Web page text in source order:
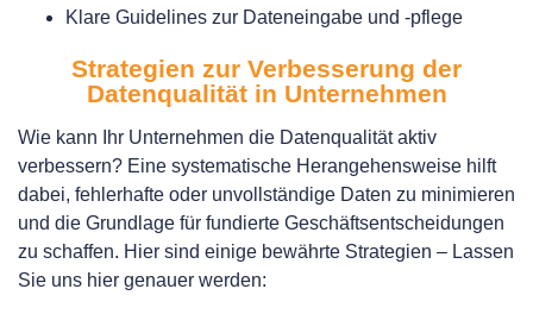
Klare Guidelines zur Dateneingabe und -pflege
Strategien zur Verbesserung der
Datenqualität in Unternehmen
Wie kann Ihr Unternehmen die Datenqualität aktiv
verbessern? Eine systematische Herangehensweise hilft
dabei, fehlerhafte oder unvollständige Daten zu minimieren
und die Grundlage für fundierte Geschäftsentscheidungen
zu schaffen. Hier sind einige bewährte Strategien – Lassen
Sie uns hier genauer werden: